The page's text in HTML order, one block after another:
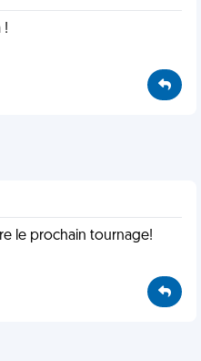
!
le prochain tournage!